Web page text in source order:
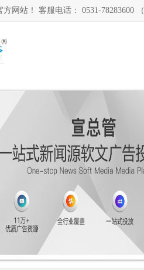
网站！ 客服电话： 0531-78283600 （